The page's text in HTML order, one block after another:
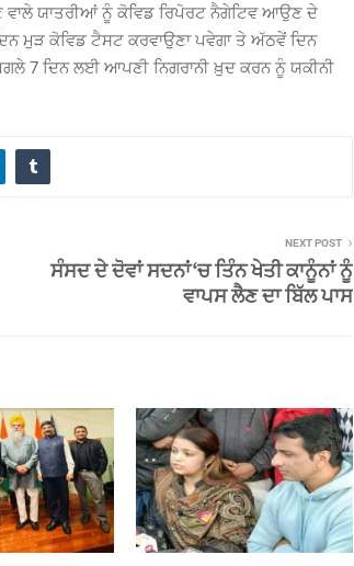
ਯਾਤਰੀਆਂ ਨੂੰ ਕੋਵਿਡ ਰਿਪੋਰਟ ਨੈਗੇਟਿਵ ਆਉਣ ਦੇ
ਮੁੜ ਕੋਵਿਡ ਟੈਸਟ ਕਰਵਾਉਣਾ ਪਵੇਗਾ ਤੇ ਅੱਠਵੇਂ ਦਿਨ
7 ਦਿਨ ਲਈ ਆਪਣੀ ਨਿਗਰਾਨੀ ਖ਼ੁਦ ਕਰਨ ਨੂੰ ਯਕੀਨੀ
NEXT POST
ਸੰਸਦ ਦੇ ਦੋਵਾਂ ਸਦਨਾਂ ‘ਚ ਤਿੰਨ ਖੇਤੀ ਕਾਨੂੰਨਾਂ ਨੂੰ
ਵਾਪਸ ਲੈਣ ਦਾ ਬਿੱਲ ਪਾਸ